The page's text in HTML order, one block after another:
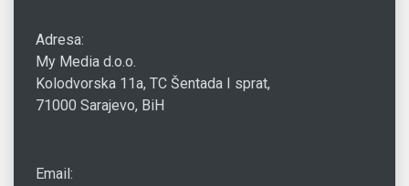
Adresa:
My Media d.o.o.
Kolodvorska 11a, TC Šentada I sprat,
71000 Sarajevo, BiH
Email: